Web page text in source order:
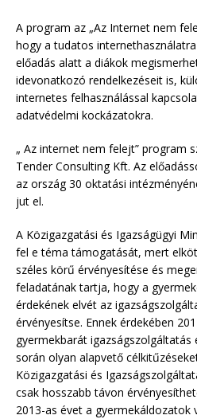
A program az „Az Internet nem
hogy a tudatos
előadás alatt a diákok
idevonatkozó rendelkezéseit is,
internetes felhasználással
adatvédelmi kockázatokra.
„ Az internet nem felejt” program
Tender Consulting Kft. Az
az ország 30 oktatási
jut el.
A Közigazgatási és Igazságügyi
fel e téma támogatását, mert
széles körű érvényesítése és
feladatának tartja, hogy a
érdekének elvét az
érvényesítse. Ennek érdekében
gyermekbarát
során olyan alapvető
Közigazgatási és
csak hosszabb távon
2013-as évet a gyermekáldozatok